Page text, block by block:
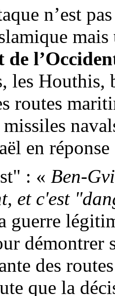
n’est
mais
de
les Houthis,
routes
missiles
en
: « Ben-
et c'est
guerre
démontrer
des
que la